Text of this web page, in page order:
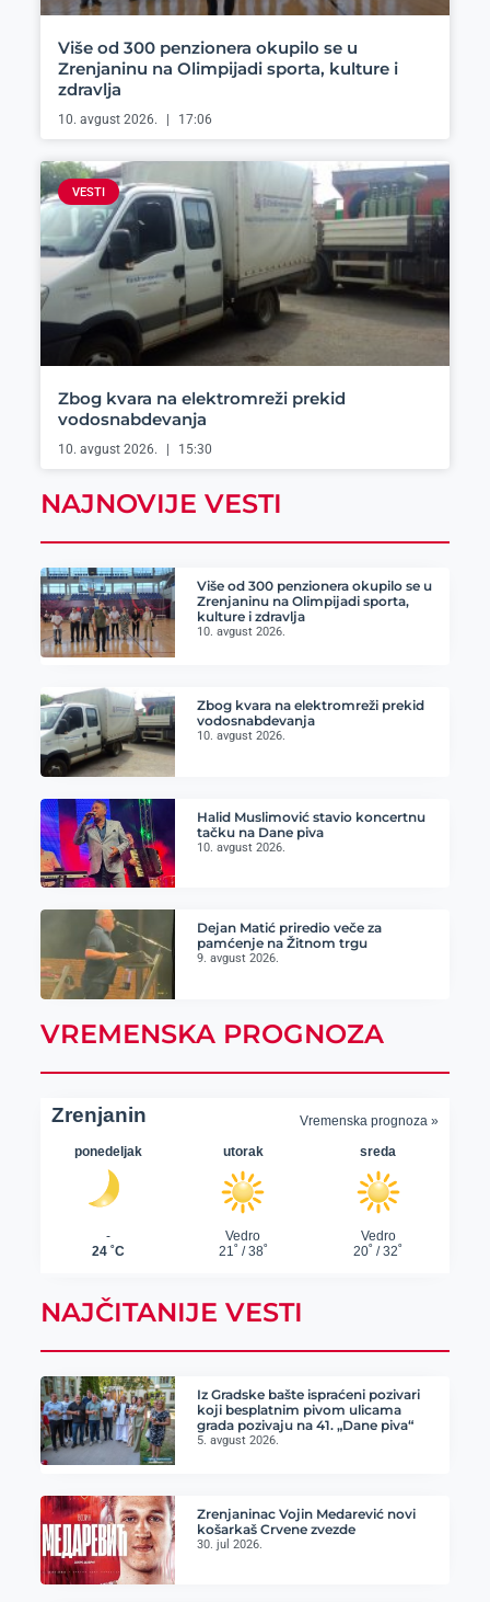
Više od 300 penzionera okupilo se u
Zrenjaninu na Olimpijadi sporta, kulture i
zdravlja
10. avgust 2026. 17:06
VESTI
Zbog kvara na elektromreži prekid
vodosnabdevanja
10. avgust 2026. 15:30
NAJNOVIJE VESTI
Više od 300 penzionera okupilo se u
Zrenjaninu na Olimpijadi sporta,
kulture i zdravlja
10. avgust 2026.
Zbog kvara na elektromreži prekid
vodosnabdevanja
10. avgust 2026.
Halid Muslimović stavio koncertnu
tačku na Dane piva
10. avgust 2026.
Dejan Matić priredio veče za
pamćenje na Žitnom trgu
9. avgust 2026.
VREMENSKA PROGNOZA
NAJČITANIJE VESTI
Iz Gradske bašte ispraćeni pozivari
koji besplatnim pivom ulicama
grada pozivaju na 41. „Dane piva“
5. avgust 2026.
Zrenjaninac Vojin Medarević novi
košarkaš Crvene zvezde
30. jul 2026.